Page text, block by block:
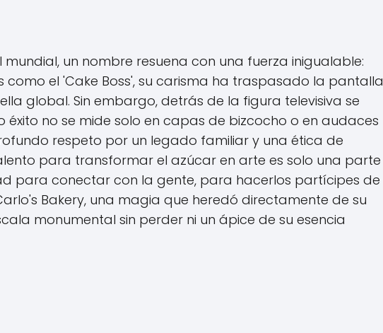
un nombre resuena con una fuerza inigualable:
como el 'Cake Boss', su carisma ha traspasado la pantalla
global. Sin embargo, detrás de la figura televisiva se
no se mide solo en capas de bizcocho o en audaces
respeto por un legado familiar y una ética de
para transformar el azúcar en arte es solo una parte
para conectar con la gente, para hacerlos partícipes de
Bakery, una magia que heredó directamente de su
monumental sin perder ni un ápice de su esencia